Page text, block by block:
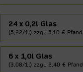
24 x 0,2l Glas
(5,22/1l) zzgl. 5,10 € Pfand
6 x 1,0l Glas
(3,08/1l) zzgl. 2,40 € Pfand